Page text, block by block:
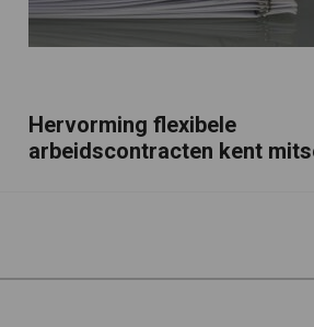
Hervorming flexibele
arbeidscontracten kent